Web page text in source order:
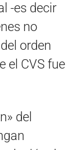
-es decir
no
orden
el CVS fue
del